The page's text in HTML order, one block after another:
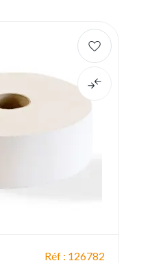
Réf : 126782